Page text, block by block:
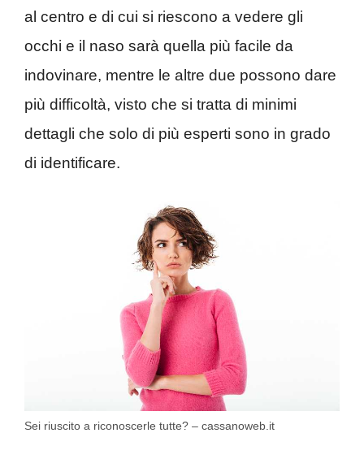
al centro e di cui si riescono a vedere gli
occhi e il naso sarà quella più facile da
indovinare, mentre le altre due possono dare
più difficoltà, visto che si tratta di minimi
dettagli che solo di più esperti sono in grado
di identificare.
Sei riuscito a riconoscerle tutte? – cassanoweb.it